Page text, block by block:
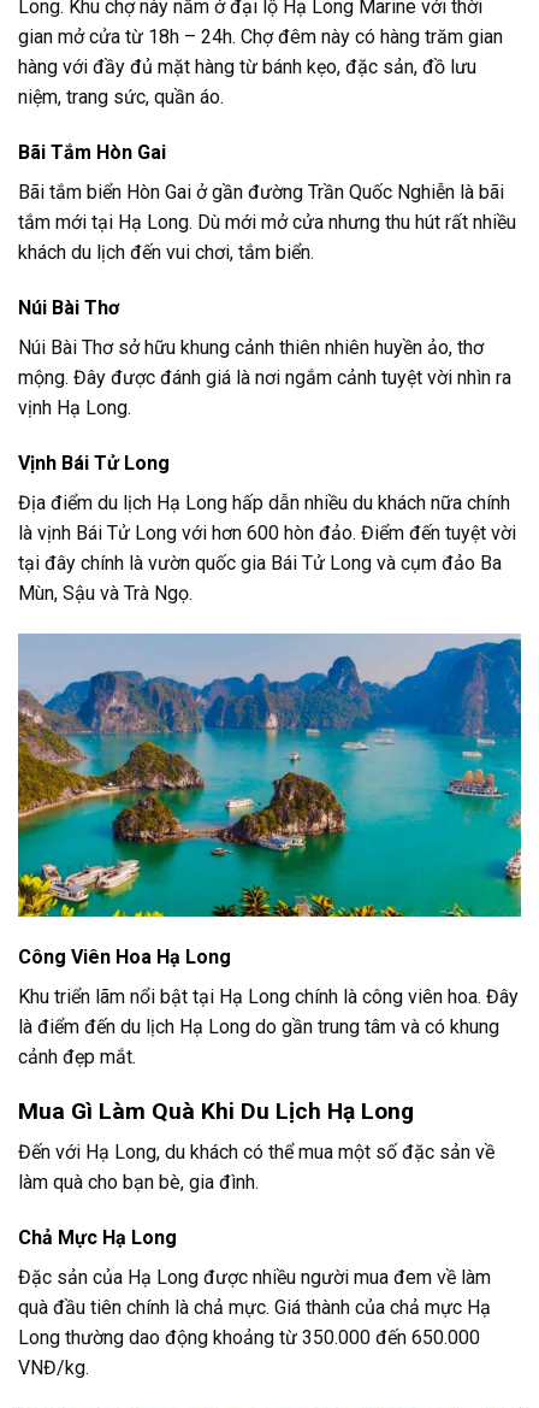
Long. Khu chợ này nằm ở đại lộ Hạ Long Marine với thời
gian mở cửa từ 18h – 24h. Chợ đêm này có hàng trăm gian
hàng với đầy đủ mặt hàng từ bánh kẹo, đặc sản, đồ lưu
niệm, trang sức, quần áo.
Bãi Tắm Hòn Gai
Bãi tắm biển Hòn Gai ở gần đường Trần Quốc Nghiễn là bãi
tắm mới tại Hạ Long. Dù mới mở cửa nhưng thu hút rất nhiều
khách du lịch đến vui chơi, tắm biển.
Núi Bài Thơ
Núi Bài Thơ sở hữu khung cảnh thiên nhiên huyền ảo, thơ
mộng. Đây được đánh giá là nơi ngắm cảnh tuyệt vời nhìn ra
vịnh Hạ Long.
Vịnh Bái Tử Long
Địa điểm du lịch Hạ Long hấp dẫn nhiều du khách nữa chính
là vịnh Bái Tử Long với hơn 600 hòn đảo. Điểm đến tuyệt vời
tại đây chính là vườn quốc gia Bái Tử Long và cụm đảo Ba
Mùn, Sậu và Trà Ngọ.
Công Viên Hoa Hạ Long
Khu triển lãm nổi bật tại Hạ Long chính là công viên hoa. Đây
là điểm đến du lịch Hạ Long do gần trung tâm và có khung
cảnh đẹp mắt.
Mua Gì Làm Quà Khi Du Lịch Hạ Long
Đến với Hạ Long, du khách có thể mua một số đặc sản về
làm quà cho bạn bè, gia đình.
Chả Mực Hạ Long
Đặc sản của Hạ Long được nhiều người mua đem về làm
quà đầu tiên chính là chả mực. Giá thành của chả mực Hạ
Long thường dao động khoảng từ 350.000 đến 650.000
VNĐ/kg.